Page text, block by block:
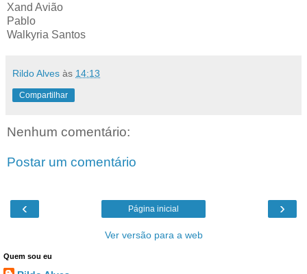
Xand Avião
Pablo
Walkyria Santos
Rildo Alves às 14:13
Compartilhar
Nenhum comentário:
Postar um comentário
‹ ›
Página inicial
Ver versão para a web
Quem sou eu